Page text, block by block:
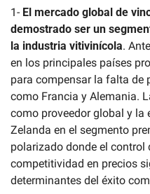
1- El mercado global de
demostrado ser un
la industria vitivinícola.
en los principales países
para compensar la falta de
como Francia y Alemania.
como proveedor global y la
Zelanda en el segmento
polarizado donde el
competitividad en precios
determinantes del éxito